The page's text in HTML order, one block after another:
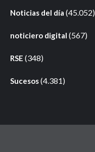
Noticias del día (45.052)
noticiero digital (567)
RSE (348)
Sucesos(4.381)